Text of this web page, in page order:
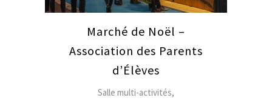
Marché de Noël –
Association des Parents
d’Élèves
Salle multi-activités,